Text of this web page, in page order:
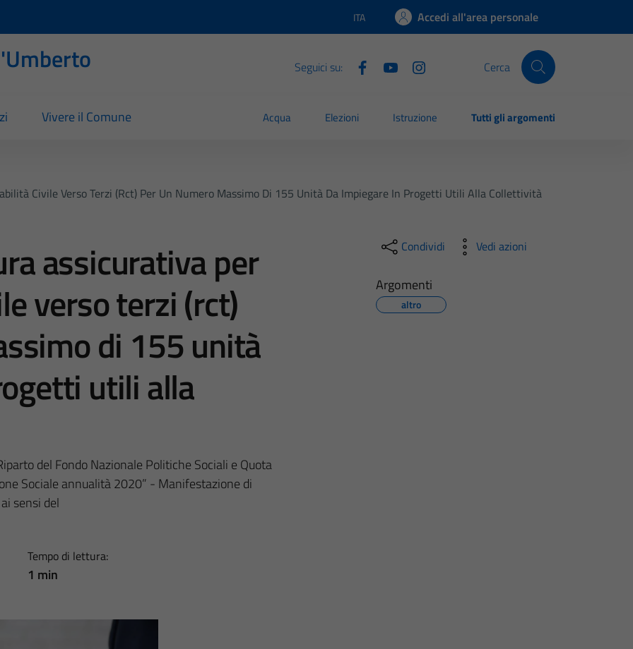
Lingua attiva:
ITA Accedi all'area personale
Seguici su: Cerca
Vivere il Comune Acqua Elezioni Istruzione Tutti gli argomenti
Civile Verso Terzi (rct) Per Un Numero Massimo Di 155 Unità Da Impiegare In Progetti Utili Alla Collettività
assicurativa per
verso terzi (rct)
di 155 unità
utili alla
del Fondo Nazionale Politiche Sociali e Quota
Sociale annualità 2020” - Manifestazione di
sensi del
Tempo di lettura:
1 min
Condividi Vedi azioni
Argomenti
altro